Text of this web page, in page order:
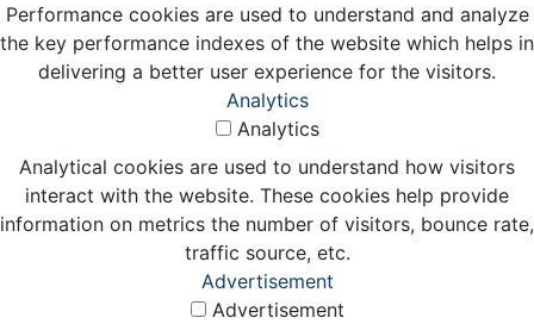
Performance cookies are used to understand and analyze
the key performance indexes of the website which helps in
delivering a better user experience for the visitors.
Analytics
Analytics
Analytical cookies are used to understand how visitors
interact with the website. These cookies help provide
information on metrics the number of visitors, bounce rate,
traffic source, etc.
Advertisement
Advertisement